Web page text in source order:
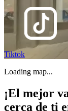
Tiktok
Loading map...
¡El mejor
cerca de ti